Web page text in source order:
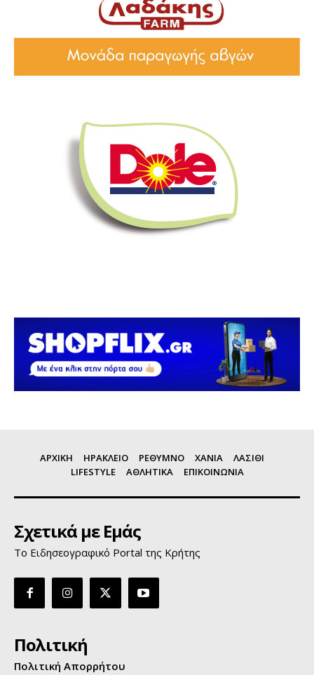
ΑΡΧΙΚΗ ΗΡΑΚΛΕΙΟ ΡΕΘΥΜΝΟ ΧΑΝΙΑ
ΛΑΣΙΘΙ
LIFESTYLE
ΑΘΛΗΤΙΚΑ ΕΠΙΚΟΙΝΩΝΙΑ
Σχετικά με Εμάς
Το Ειδησεογραφικό Portal της Κρήτης
Πολιτική
Πολιτική Απορρήτου